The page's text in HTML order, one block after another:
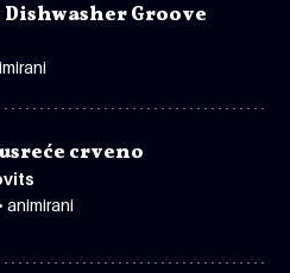
Groove
crveno
animirani